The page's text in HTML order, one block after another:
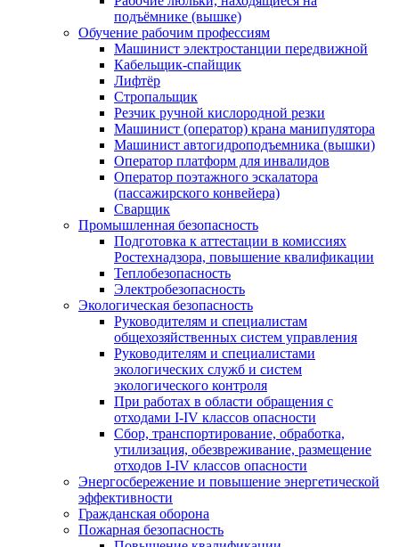
подъёмнике (вышке)
Обучение рабочим профессиям
Машинист электростанции передвижной
Кабельщик-спайщик
Лифтёр
Стропальщик
Резчик ручной кислородной резки
Машинист (оператор) крана манипулятора
Машинист автогидроподъемника (вышки)
Оператор платформ для инвалидов
Оператор поэтажного эскалатора
(пассажирского конвейера)
Сварщик
Промышленная безопасность
Подготовка к аттестации в комиссиях
Ростехнадзора, повышение квалификации
Теплобезопасность
Электробезопасность
Экологическая безопасность
Руководителям и специалистам
общехозяйственных систем управления
Руководителям и специалистами
экологических служб и систем
экологического контроля
При работах в области обращения с
отходами I-IV классов опасности
Сбор, транспортирование, обработка,
утилизация, обезвреживание, размещение
отходов I-IV классов опасности
Энергосбережение и повышение энергетической
эффективности
Гражданская оборона
Пожарная безопасность